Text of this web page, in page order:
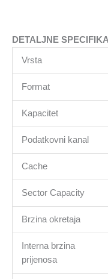
količina
DETALJNE
Vrsta
Format
Kapacitet
Podatkovni kanal
Cache
Sector Capacity
Brzina okretaja
Interna brzina
prijenosa